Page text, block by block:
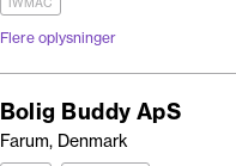
Flere oplysninger
Bolig Buddy ApS
Farum, Denmark